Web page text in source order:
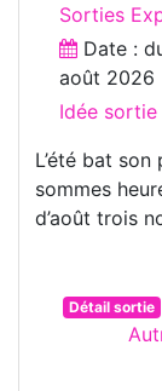
Sorties
Date :
août 2026
Idée
L’été bat son
sommes
d’août trois
Détail sortie